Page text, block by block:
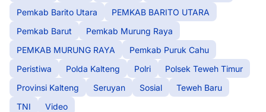
Pemkab Barito Utara
PEMKAB BARITO UTARA
Pemkab Barut
Pemkab Murung Raya
PEMKAB MURUNG RAYA
Pemkab Puruk Cahu
Peristiwa
Polda Kalteng Polri
Polsek Teweh Timur
Provinsi Kalteng
Seruyan Sosial
Teweh Baru
TNI
Video